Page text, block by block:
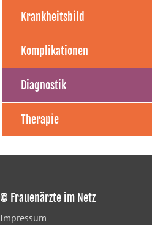
Krankheitsbild
Komplikationen
Diagnostik
Therapie
© Frauenärzte im Netz
Impressum